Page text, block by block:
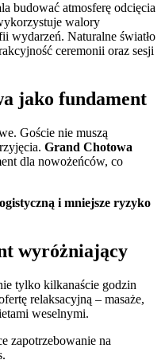
budować atmosferę odcięcia
walory
wydarzeń. Naturalne światło
ceremonii oraz sesji
jako fundament
Goście nie muszą
Grand Chotowa
dla nowożeńców, co
i mniejsze ryzyko
wyróżniający
tylko kilkanaście godzin
relaksacyjną – masaże,
weselnymi.
zapotrzebowanie na